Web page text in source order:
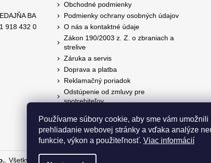
Používame súbory cookie, aby sme vám
prehliadanie webovej stránky a vďaka analýze
funkcie, výkon a použiteľnosť. Viac informácií
BA
918 432 0
Obchodné podmienky
Podmienky ochrany osobných údajov
O nás a kontaktné údaje
Zákon 190/2003 z. Z. o zbraniach a
strelive
Záruka a servis
Doprava a platba
Reklamačný poriadok
Odstúpenie od zmluvy pre
spotrebiteľov
. Všetky práva vyhradené.